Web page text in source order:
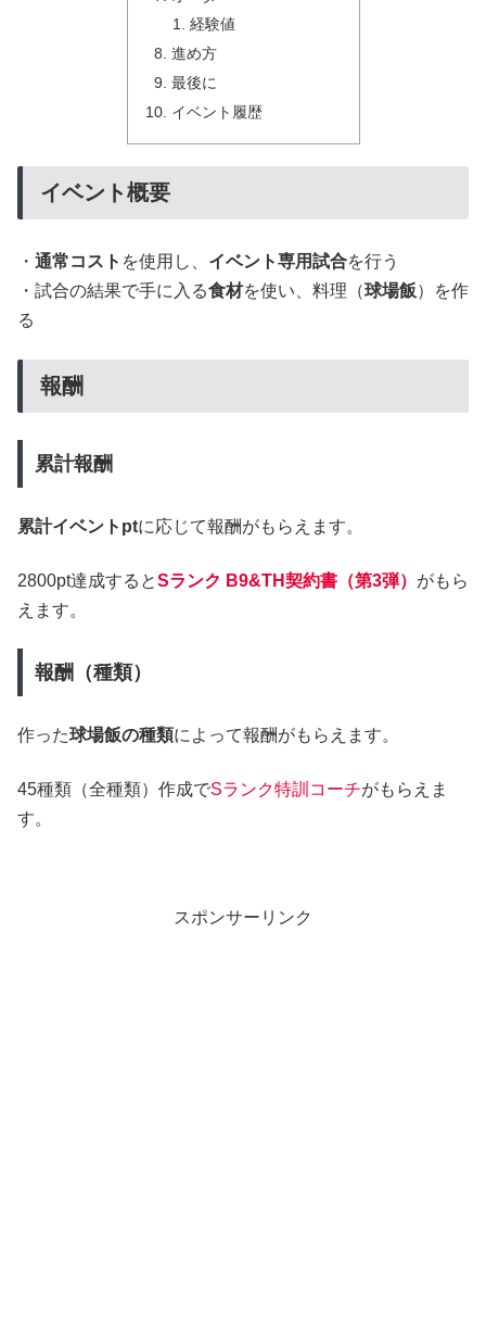
経験値
進め方
最後に
イベント履歴
イベント概要
・ 通常コスト を使用し、 イベント専用試合を行う
・試合の結果で手に入る食材を使い、料理（球場飯）を作
る
報酬
累計報酬
累計イベントptに応じて報酬がもらえます。
2800pt達成するとSランク B9&TH契約書（第3弾） がもら
えます。
報酬（種類）
作った球場飯の種類によって報酬がもらえます。
45種類（全種類）作成でSランク特訓コーチがもらえま
す。
スポンサーリンク